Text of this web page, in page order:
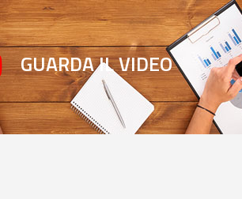
GUARDA IL VIDEO